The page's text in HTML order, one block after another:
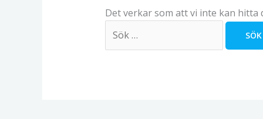
Det verkar som att vi inte kan